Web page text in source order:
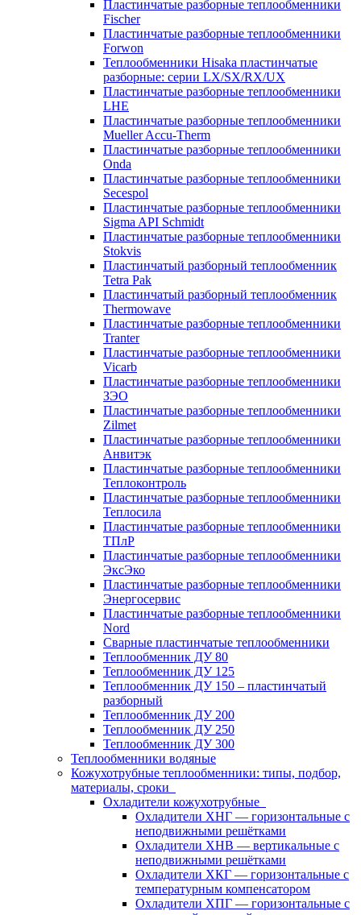
Пластинчатые разборные теплообменники
Fischer
Пластинчатые разборные теплообменники
Forwon
Теплообменники Hisaka пластинчатые
разборные: серии LX/SX/RX/UX
Пластинчатые разборные теплообменники
LHE
Пластинчатые разборные теплообменники
Mueller Accu-Therm
Пластинчатые разборные теплообменники
Onda
Пластинчатые разборные теплообменники
Secespol
Пластинчатые разборные теплообменники
Sigma API Schmidt
Пластинчатые разборные теплообменники
Stokvis
Пластинчатый разборный теплообменник
Tetra Pak
Пластинчатый разборный теплообменник
Thermowave
Пластинчатые разборные теплообменники
Tranter
Пластинчатые разборные теплообменники
Vicarb
Пластинчатые разборные теплообменники
ЗЭО
Пластинчатые разборные теплообменники
Zilmet
Пластинчатые разборные теплообменники
Анвитэк
Пластинчатые разборные теплообменники
Теплоконтроль
Пластинчатые разборные теплообменники
Теплосила
Пластинчатые разборные теплообменники
ТПлР
Пластинчатые разборные теплообменники
ЭксЭко
Пластинчатые разборные теплообменники
Энергосервис
Пластинчатые разборные теплообменники
Nord
Сварные пластинчатые теплообменники
Теплообменник ДУ 80
Теплообменник ДУ 125
Теплообменник ДУ 150 – пластинчатый
разборный
Теплообменник ДУ 200
Теплообменник ДУ 250
Теплообменник ДУ 300
Теплообменники водяные
Кожухотрубные теплообменники: типы, подбор,
материалы, сроки
Охладители кожухотрубные
Охладители ХНГ — горизонтальные с
неподвижными решётками
Охладители ХНВ — вертикальные с
неподвижными решётками
Охладители ХКГ — горизонтальные с
температурным компенсатором
Охладители ХПГ — горизонтальные с